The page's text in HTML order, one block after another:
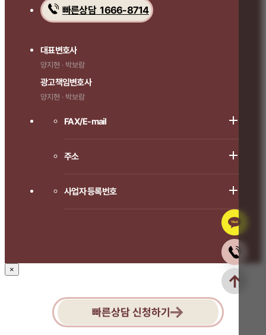
빠른상담 신청하기
빠른상담 1666-8714
대표변호사
양지현 · 박보람
광고책임변호사
양지현 · 박보람
FAX/E-mail
주소
사업자 등록번호
×
1666-8714로 연락주시면